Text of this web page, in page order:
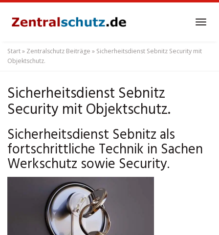
content
Start» Zentralschutz Beiträge » Sicherheitsdienst Sebnitz Security mit
Objektschutz.
Sicherheitsdienst Sebnitz
Security mit Objektschutz.
Sicherheitsdienst Sebnitz als
fortschrittliche Technik in Sachen
Werkschutz sowie Security.